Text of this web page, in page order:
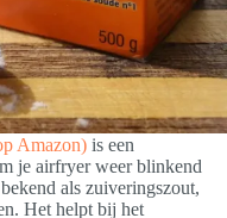
Amazon) is een
je airfryer weer blinkend
als zuiveringszout,
Het helpt bij het